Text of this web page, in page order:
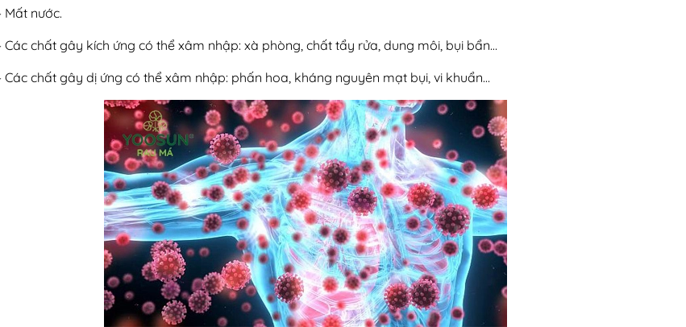
Mất nước.
Các chất gây kích ứng có thể xâm nhập: xà phòng, chất tẩy rửa, dung môi, bụi bẩn…
Các chất gây dị ứng có thể xâm nhập: phấn hoa, kháng nguyên mạt bụi, vi khuẩn…